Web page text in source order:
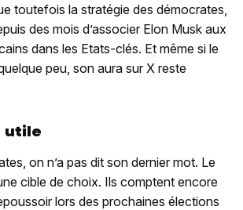
toutefois la stratégie des démocrates,
des mois d’associer Elon Musk aux
dans les Etats-clés. Et même si le
peu, son aura sur X reste
utile
on n’a pas dit son dernier mot. Le
cible de choix. Ils comptent encore
lors des prochaines élections